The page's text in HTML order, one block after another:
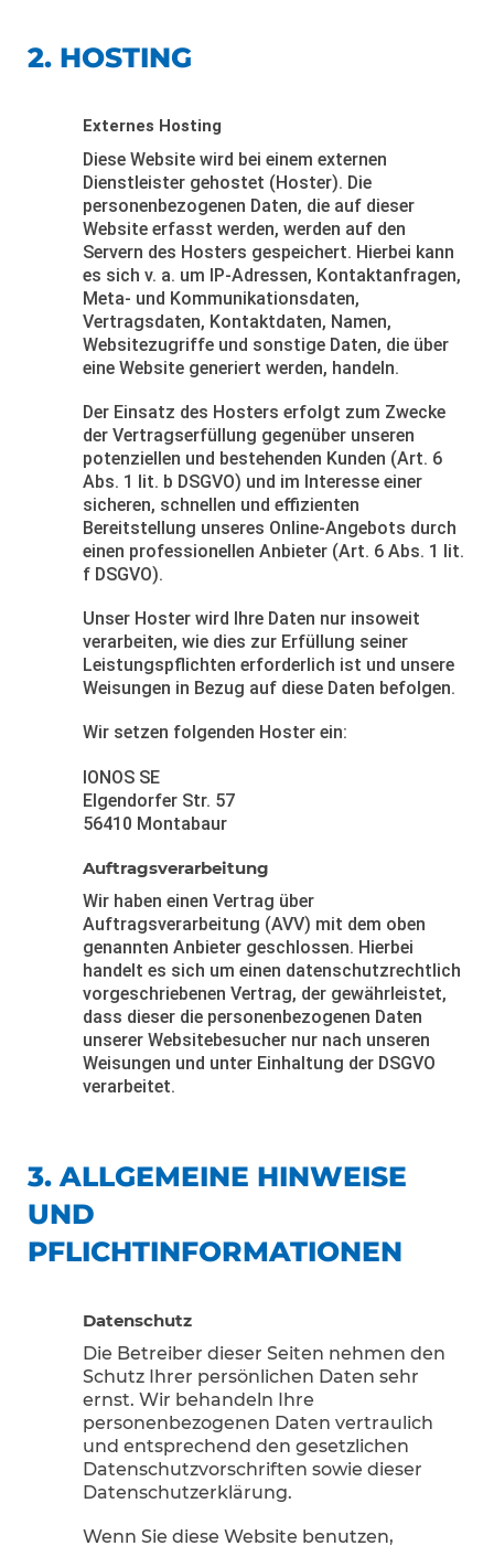
2. HOSTING
Externes Hosting
Diese Website wird bei einem externen
Dienstleister gehostet (Hoster). Die
personenbezogenen Daten, die auf dieser
Website erfasst werden, werden auf den
Servern des Hosters gespeichert. Hierbei kann
es sich v. a. um IP-Adressen, Kontaktanfragen,
Meta- und Kommunikationsdaten,
Vertragsdaten, Kontaktdaten, Namen,
Websitezugriffe und sonstige Daten, die über
eine Website generiert werden, handeln.
Der Einsatz des Hosters erfolgt zum Zwecke
der Vertragserfüllung gegenüber unseren
potenziellen und bestehenden Kunden (Art. 6
Abs. 1 lit. b DSGVO) und im Interesse einer
sicheren, schnellen und effizienten
Bereitstellung unseres Online-Angebots durch
einen professionellen Anbieter (Art. 6 Abs. 1 lit.
f DSGVO).
Unser Hoster wird Ihre Daten nur insoweit
verarbeiten, wie dies zur Erfüllung seiner
Leistungspflichten erforderlich ist und unsere
Weisungen in Bezug auf diese Daten befolgen.
Wir setzen folgenden Hoster ein:
IONOS SE
Elgendorfer Str. 57
56410 Montabaur
Auftragsverarbeitung
Wir haben einen Vertrag über
Auftragsverarbeitung (AVV) mit dem oben
genannten Anbieter geschlossen. Hierbei
handelt es sich um einen datenschutzrechtlich
vorgeschriebenen Vertrag, der gewährleistet,
dass dieser die personenbezogenen Daten
unserer Websitebesucher nur nach unseren
Weisungen und unter Einhaltung der DSGVO
verarbeitet.
3. ALLGEMEINE HINWEISE
UND
PFLICHTINFORMATIONEN
Datenschutz
Die Betreiber dieser Seiten nehmen den
Schutz Ihrer persönlichen Daten sehr
ernst. Wir behandeln Ihre
personenbezogenen Daten vertraulich
und entsprechend den gesetzlichen
Datenschutzvorschriften sowie dieser
Datenschutzerklärung.
Wenn Sie diese Website benutzen,